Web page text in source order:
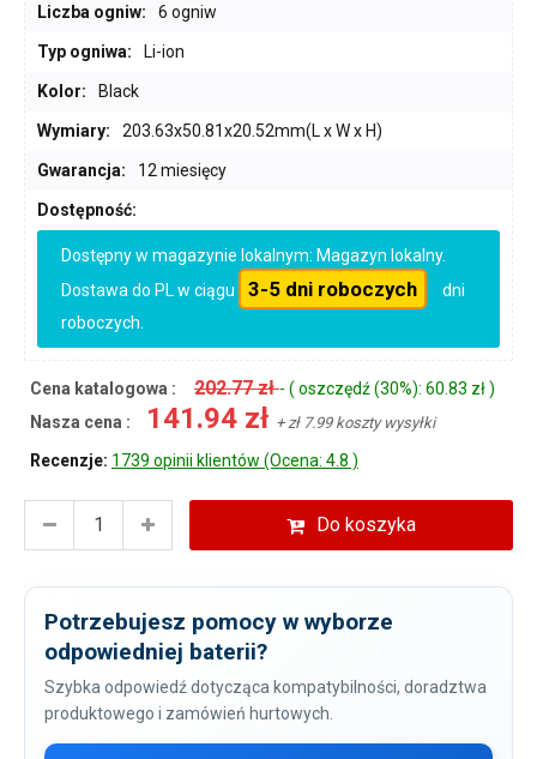
Liczba ogniw: 6 ogniw
Typ ogniwa: Li-ion
Kolor: Black
Wymiary: 203.63x50.81x20.52mm(L x W x H)
Gwarancja: 12 miesięcy
Dostępność:
Dostępny w magazynie lokalnym: Magazyn lokalny.
Dostawa do PL w ciągu
3-5 dni roboczych
dni
roboczych.
Cena katalogowa : 202.77 zł- ( oszczędź (30%): 60.83 zł )
Nasza cena :
141.94 zł + zł 7.99 koszty wysyłki
Recenzje: 1739 opinii klientów (Ocena: 4.8 )
Do koszyka
Potrzebujesz pomocy w wyborze
odpowiedniej baterii?
Szybka odpowiedź dotycząca kompatybilności, doradztwa
produktowego i zamówień hurtowych.